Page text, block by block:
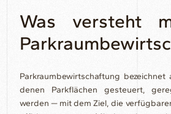
Was versteht
Parkraumbewirtschaftung
denen Parkflächen gesteuert,
werden — mit dem Ziel, die